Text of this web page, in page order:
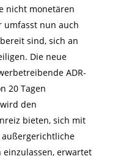
nicht monetären
umfasst nun auch
sind, sich an
Die neue
ADR-
20 Tagen
den
bieten, sich mit
erwartet